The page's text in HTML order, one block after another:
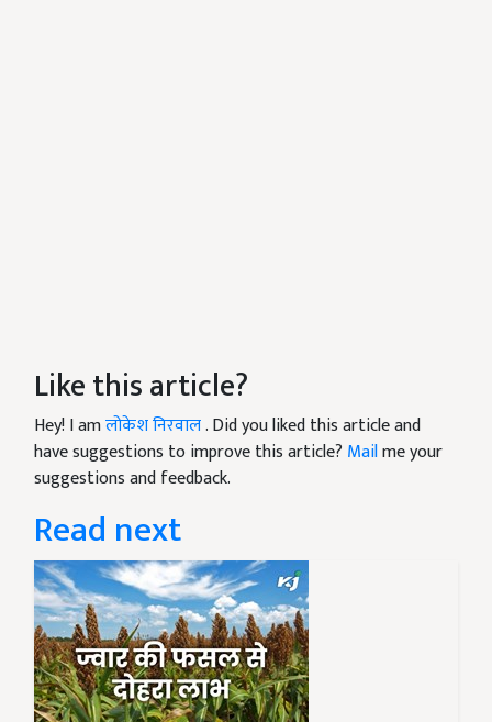
Like this article?
Hey! I amलोकेश निरवाल. Did you liked this article and
have suggestions to improve this article? Mailme your
suggestions and feedback.
Read next